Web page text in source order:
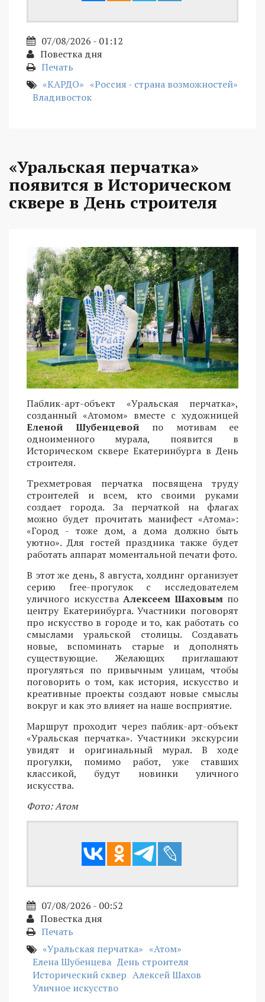
07/08/2026 - 01:12
Повестка дня
Печать
«КАРДО» «Россия - страна возможностей»
Владивосток
«Уральская перчатка»
появится в Историческом
сквере в День строителя
Паблик-арт-объект «Уральская перчатка»,
созданный «Атомом» вместе с художницей
Еленой Шубенцевой по мотивам ее
одноименного мурала, появится в
Историческом сквере Екатеринбурга в День
строителя.
Трехметровая перчатка посвящена труду
строителей и всем, кто своими руками
создает города. За перчаткой на флагах
можно будет прочитать манифест «Атома»:
«Город - тоже дом, а дома должно быть
уютно». Для гостей праздника также будет
работать аппарат моментальной печати фото.
В этот же день, 8 августа, холдинг организует
серию free-прогулок с исследователем
уличного искусства Алексеем Шаховым по
центру Екатеринбурга. Участники поговорят
про искусство в городе и то, как работать со
смыслами уральской столицы. Создавать
новые, вспоминать старые и дополнять
существующие. Желающих приглашают
прогуляться по привычным улицам, чтобы
поговорить о том, как история, искусство и
креативные проекты создают новые смыслы
вокруг и как это влияет на наше восприятие.
Маршрут проходит через паблик-арт-объект
«Уральская перчатка». Участники экскурсии
увидят и оригинальный мурал. В ходе
прогулки, помимо работ, уже ставших
классикой, будут новинки уличного
искусства.
Фото: Атом
07/08/2026 - 00:52
Повестка дня
Печать
«Уральская перчатка» «Атом»
Елена Шубенцева День строителя
Исторический сквер Алексей Шахов
Уличное искусство